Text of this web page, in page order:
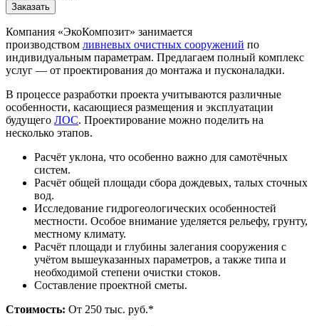
Заказать
Компания «ЭкоКомпозит» занимается
производством ливневых очистных сооружений по
индивидуальным параметрам. Предлагаем полный комплекс
услуг — от проектирования до монтажа и пусконаладки.
В процессе разработки проекта учитываются различные
особенности, касающиеся размещения и эксплуатации
будущего ЛОС. Проектирование можно поделить на
несколько этапов.
Расчёт уклона, что особенно важно для самотёчных
систем.
Расчёт общей площади сбора дождевых, талых сточных
вод.
Исследование гидрогеологических особенностей
местности. Особое внимание уделяется рельефу, грунту,
местному климату.
Расчёт площади и глубины залегания сооружения с
учётом вышеуказанных параметров, а также типа и
необходимой степени очистки стоков.
Составление проектной сметы.
Стоимость: От 250 тыс. руб.*